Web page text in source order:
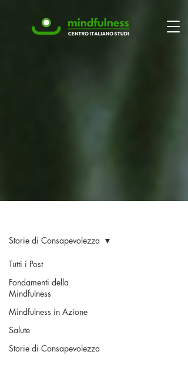
Tutti i Post
Fondamenti della
Mindfulness
Mindfulness in Azione
Salute
Storie di Consapevolezza
Storie di Consapevolezza